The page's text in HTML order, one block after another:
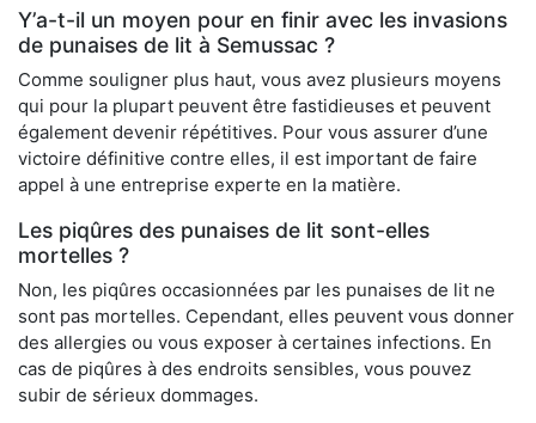
Y’a-t-il un moyen pour en finir avec les invasions
de punaises de lit à Semussac ?
Comme souligner plus haut, vous avez plusieurs moyens
qui pour la plupart peuvent être fastidieuses et peuvent
également devenir répétitives. Pour vous assurer d’une
victoire définitive contre elles, il est important de faire
appel à une entreprise experte en la matière.
Les piqûres des punaises de lit sont-elles
mortelles ?
Non, les piqûres occasionnées par les punaises de lit ne
sont pas mortelles. Cependant, elles peuvent vous donner
des allergies ou vous exposer à certaines infections. En
cas de piqûres à des endroits sensibles, vous pouvez
subir de sérieux dommages.